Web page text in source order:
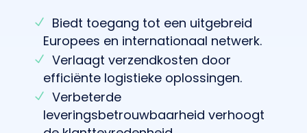
Biedt toegang tot een uitgebreid
Europees en internationaal netwerk.
Verlaagt verzendkosten door
efficiënte logistieke oplossingen.
Verbeterde
leveringsbetrouwbaarheid verhoogt